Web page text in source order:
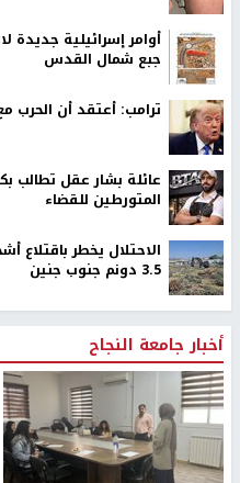
أوامر إسرائيلية جديدة
جبع شمال القدس
ترامب: أعتقد أن الحرب
عائلة بشار عقل تطالب
المتورطين للقضاء
3.5 دونم جنوب جنين
أخبار جامعة النجاح